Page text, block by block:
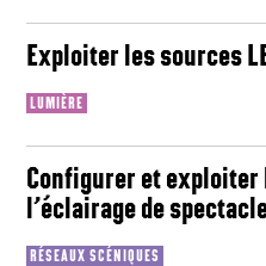
Exploiter les sources
LUMIÈRE
Configurer et exploiter
l’éclairage de
RÉSEAUX SCÉNIQUES